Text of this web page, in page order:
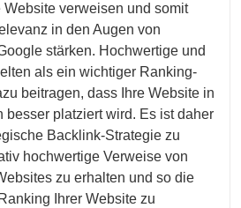
verweisen und somit
in den Augen von
stärken. Hochwertige und
als ein wichtiger Ranking-
beitragen, dass Ihre Website in
besser platziert wird. Es ist daher
Backlink-Strategie zu
hochwertige Verweise von
zu erhalten und so die
Ihrer Website zu